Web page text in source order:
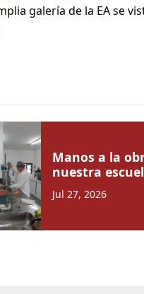
galería de la EA se
Manos a la
nuestra
Jul 27, 2026